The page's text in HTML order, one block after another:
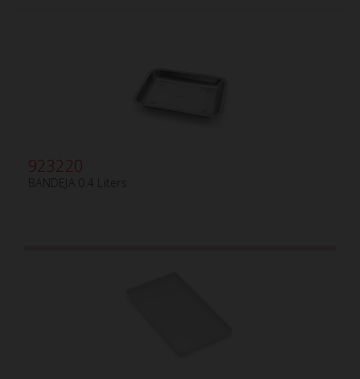
923220
BANDEJA 0.4 Liters